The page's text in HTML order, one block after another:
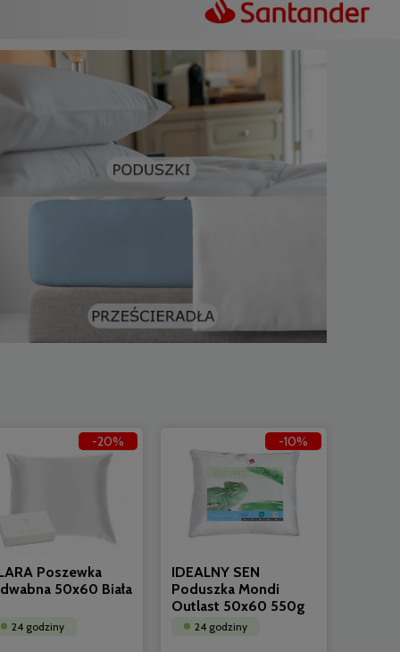
Poszewka
50x60 Biała
24 godziny
-20%
IDEALNY SEN
Poduszka Mondi
Outlast 50x60 550g
24 godziny
-10%